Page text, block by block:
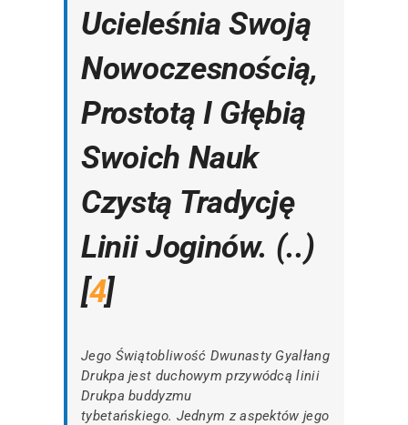
Ucieleśnia Swoją
Nowoczesnością,
Prostotą I Głębią
Swoich Nauk
Czystą Tradycję
Linii Joginów. (..)
[4]
Jego Świątobliwość Dwunasty Gyalłang
Drukpa jest duchowym przywódcą linii
Drukpa buddyzmu
tybetańskiego. Jednym z aspektów jego